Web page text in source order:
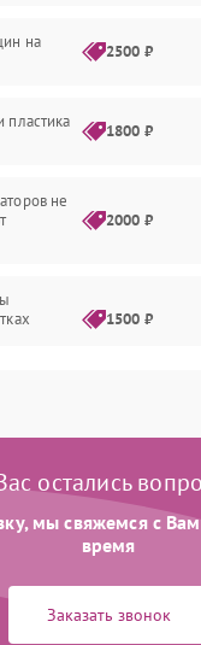
на
2500 ₽
пластика
1800 ₽
не
2000 ₽
1500 ₽
остались
мы свяжемся с
время
Заказать звонок